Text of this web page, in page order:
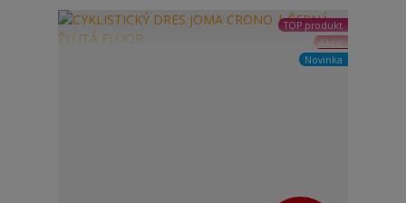
TOP produkt
Akce
Novinka